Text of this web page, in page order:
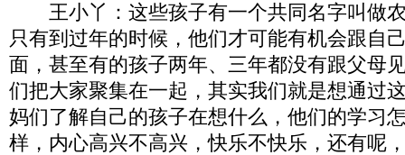
王小丫：这些孩子有一个共同名字叫做
只有到过年的时候，他们才可能有机会跟自
面，甚至有的孩子两年、三年都没有跟父母
们把大家聚集在一起，其实我们就是想通过
妈们了解自己的孩子在想什么，他们的学习
样，内心高兴不高兴，快乐不快乐，还有呢